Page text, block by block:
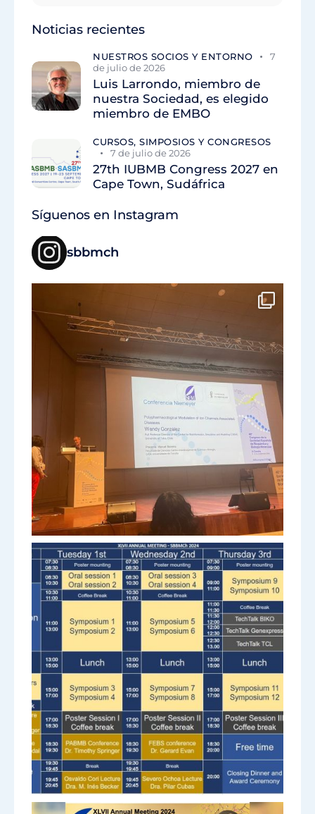
Noticias recientes
NUESTROS SOCIOS Y ENTORNO
7
de julio de 2026
Luis Larrondo, miembro de
nuestra Sociedad, es elegido
miembro de EMBO
CURSOS, SIMPOSIOS Y CONGRESOS
7 de julio de 2026
27th IUBMB Congress 2027 en
Cape Town, Sudáfrica
Síguenos en Instagram
sbbmch